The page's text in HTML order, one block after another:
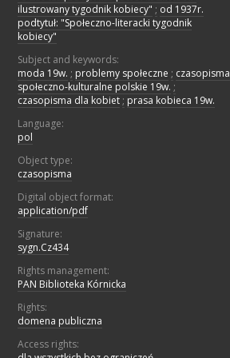
ilustrowany tygodnik kobiecy" ; od 1937r.
podtytuł: "Społeczno-literacki tygodnik
kobiecy"
Subject and keywords:
moda 19w. ; problemy społeczne ; czasopisma
społeczno-kulturalne polskie 19w. ;
czasopisma dla kobiet ; prasa kobieca 19w.
Language:
pol
Object type:
czasopisma
Digital object format:
application/pdf
Signature:
sygn.Cz434
Rights management:
PAN Biblioteka Kórnicka
Rights:
domena publiczna
Access rights: